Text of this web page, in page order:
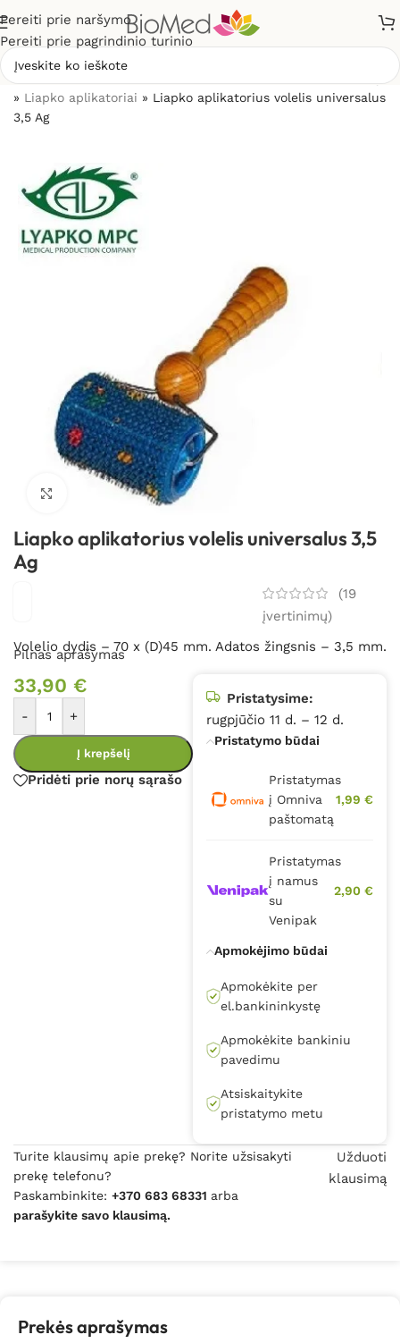
Pereiti prie naršymo
Pereiti prie pagrindinio turinio
» Liapko aplikatoriai » Liapko aplikatorius volelis universalus
3,5 Ag
Spustelėkite, kad padidintumėte
Liapko aplikatorius volelis universalus 3,5
Ag
(19
įvertinimų)
Volelio dydis – 70 x (D)45 mm. Adatos žingsnis – 3,5 mm.
Pilnas aprašymas
33,90 €
- +
Į krepšelį
Pridėti prie norų sąrašo
Pristatysime:
rugpjūčio 11 d. – 12 d.
Pristatymo būdai
Pristatymas
į Omniva
paštomatą
1,99 €
Pristatymas
į namus
su
Venipak
2,90 €
Apmokėjimo būdai
Apmokėkite per
el.bankininkystę
Apmokėkite bankiniu
pavedimu
Atsiskaitykite
pristatymo metu
Turite klausimų apie prekę? Norite užsisakyti
prekę telefonu?
Paskambinkite: +370 683 68331 arba
parašykite savo klausimą.
Užduoti
klausimą
Prekės aprašymas